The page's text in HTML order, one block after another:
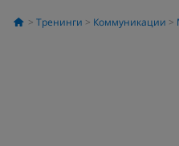
Тренинги Коммуникации